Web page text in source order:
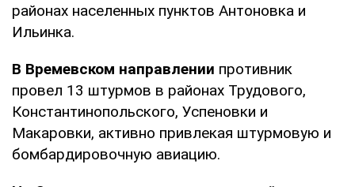
районах населенных пунктов Антоновка и
Ильинка.
В Времевском направлении противник
провел 13 штурмов в районах Трудового,
Константинопольского, Успеновки и
Макаровки, активно привлекая штурмовую и
бомбардировочную авиацию.